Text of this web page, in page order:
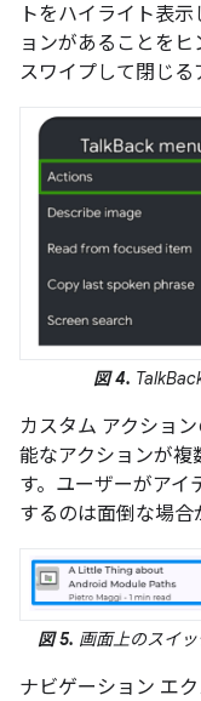
トをハイライト表
ョンがあることをヒ
スワイプして閉じる
図 4.
カスタム アクショ
能なアクションが複
す。ユーザーがアイ
するのは面倒な場合
図 5. 画面上のスイ
ナビゲーション エ